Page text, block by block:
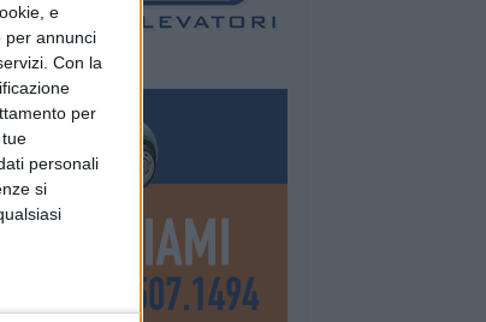
e
per annunci
Con la
per
personali
si